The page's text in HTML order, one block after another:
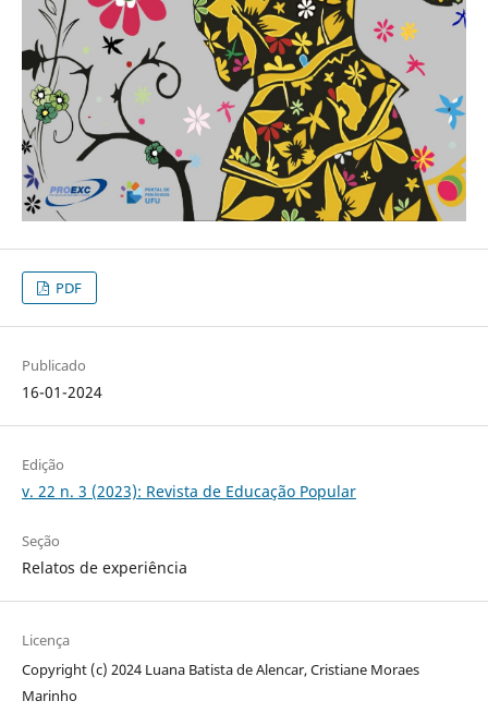
PDF
Publicado
16-01-2024
Edição
v. 22 n. 3 (2023): Revista de Educação Popular
Seção
Relatos de experiência
Licença
Copyright (c) 2024 Luana Batista de Alencar, Cristiane Moraes
Marinho